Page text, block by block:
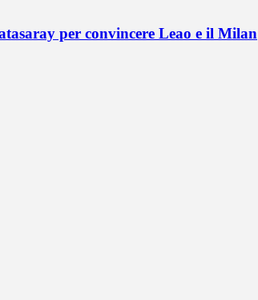
per convincere Leao e il Milan